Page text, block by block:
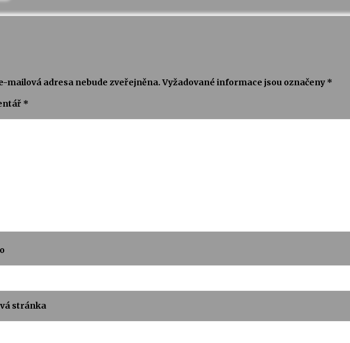
mailová adresa nebude zveřejněna. Vyžadované informace jsou označeny *
*
stránka